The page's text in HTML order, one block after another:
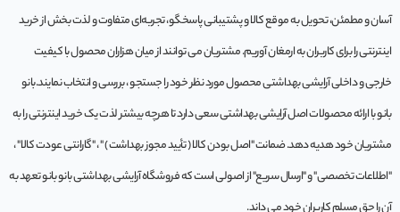
آسان و مطمئن، تحویل به موقع کالا و پشتیبانی پاسخگو، تجربه‌ای متفاوت و لذت بخش از خرید
اینترنتی را برای کاربران به ارمغان آوریم. مشتريان می توانند از ميان هزاران محصول با کيفيت
خارجی و داخلی آرایشی بهداشتی محصول مورد نظر خود را جستجو ، بررسی و انتخاب نمايند.بانو
بانو با ارائه محصولات اصل آرایشی بهداشتی سعی دارد تا هرچه بیشتر لذت یک خرید اینترنتی را به
مشتریان خود هدیه دهد. ضمانت "اصل بودن کالا ( تأیید مجوز بهداشت ) " ، "گارانتی عودت کالا" ،
"اطلاعات تخصصی" و "ارسال سریع" از اصولی است که فروشگاه آرایشی بهداشتی بانو بانو تعهد به
آن را حق مسلم کاربران خود می داند.